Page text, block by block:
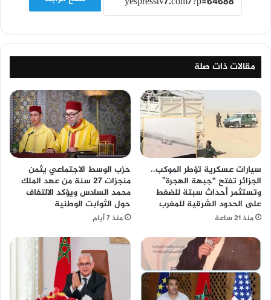
مقالات ذات صلة
سيارات عسكرية تؤطر الموكب..
الجزائر تفتح “جبهة الهجرة”
وتستثمر أحداث سبتة للضغط
على الحدود الشرقية للمغرب
منذ 21 ساعة
حزب الوسط الاجتماعي يثمن
منجزات 27 سنة من عهد الملك
محمد السادس ويؤكد الالتفاف
حول الثوابت الوطنية
منذ 7 أيام